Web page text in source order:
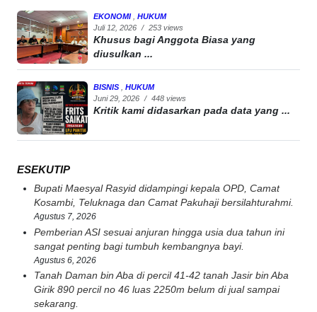
EKONOMI
HUKUM
Juli 12, 2026 / 253 views
Khusus bagi Anggota Biasa yang
diusulkan ...
BISNIS
HUKUM
Juni 29, 2026 / 448 views
Kritik kami didasarkan pada data yang ...
ESEKUTIP
Bupati Maesyal Rasyid didampingi kepala OPD, Camat
Kosambi, Teluknaga dan Camat Pakuhaji bersilahturahmi.
Agustus 7, 2026
Pemberian ASI sesuai anjuran hingga usia dua tahun ini
sangat penting bagi tumbuh kembangnya bayi.
Agustus 6, 2026
Tanah Daman bin Aba di percil 41-42 tanah Jasir bin Aba
Girik 890 percil no 46 luas 2250m belum di jual sampai
sekarang.